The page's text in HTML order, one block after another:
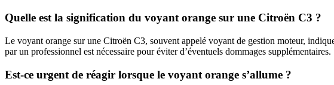
Quelle est la signification du voyant orange sur une Citroën C3 ?
Le voyant orange sur une Citroën C3, souvent appelé voyant de gestion moteur,
par un professionnel est nécessaire pour éviter d’éventuels dommages supplémentaires.
Est-ce urgent de réagir lorsque le voyant orange s’allume ?